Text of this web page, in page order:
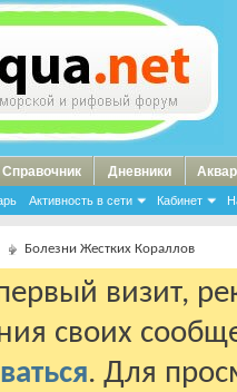
Активность в сети Кабинет
Дневники
Болезни Жестких Кораллов
визит,
своих
. Для